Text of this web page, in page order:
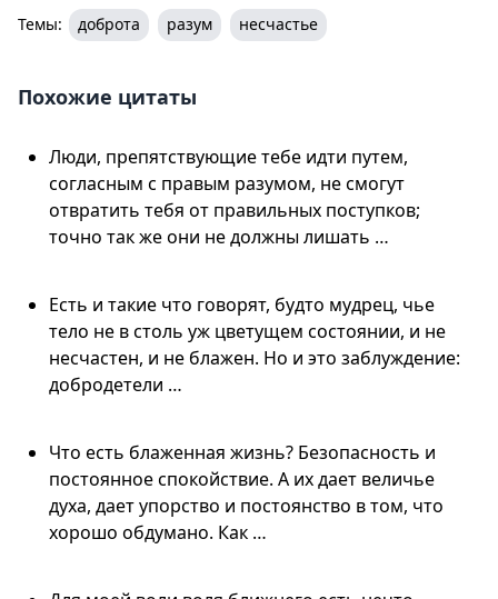
Темы: доброта разум несчастье
Похожие цитаты
Люди, препятствующие тебе идти путем,
согласным с правым разумом, не смогут
отвратить тебя от правильных поступков;
точно так же они не должны лишать …
Есть и такие что говорят, будто мудрец, чье
тело не в столь уж цветущем состоянии, и не
несчастен, и не блажен. Но и это заблуждение:
добродетели …
Что есть блаженная жизнь? Безопасность и
постоянное спокойствие. А их дает величье
духа, дает упорство и постоянство в том, что
хорошо обдумано. Как …